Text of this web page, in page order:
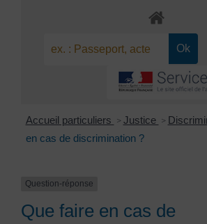
Accueil particuliers > Justice >
en cas de discrimination ?
Question-réponse
Que faire en cas de